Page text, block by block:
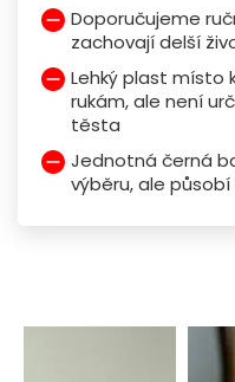
Doporučujeme
zachovají delší
Lehký plast místo
rukám, ale není
těsta
Jednotná černá
výběru, ale